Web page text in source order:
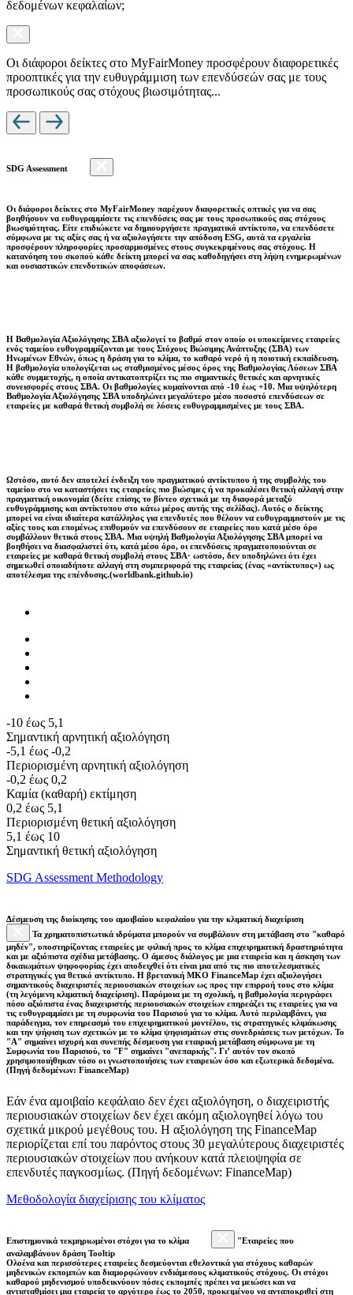
δεδομένων κεφαλαίων;
Οι διάφοροι δείκτες στο MyFairMoney προσφέρουν διαφορετικές
προοπτικές για την ευθυγράμμιση των επενδύσεών σας με τους
προσωπικούς σας στόχους βιωσιμότητας...
SDG Assessment
Οι διάφοροι δείκτες στο MyFairMoney παρέχουν διαφορετικές οπτικές για να σας
βοηθήσουν να ευθυγραμμίσετε τις επενδύσεις σας με τους προσωπικούς σας στόχους
βιωσιμότητας. Είτε επιδιώκετε να δημιουργήσετε πραγματικό αντίκτυπο, να επενδύσετε
σύμφωνα με τις αξίες σας ή να αξιολογήσετε την απόδοση ESG, αυτά τα εργαλεία
προσφέρουν πληροφορίες προσαρμοσμένες στους συγκεκριμένους σας στόχους. Η
κατανόηση του σκοπού κάθε δείκτη μπορεί να σας καθοδηγήσει στη λήψη ενημερωμένων
και ουσιαστικών επενδυτικών αποφάσεων.
Η Βαθμολογία Αξιολόγησης ΣΒΑ αξιολογεί το βαθμό στον οποίο οι υποκείμενες εταιρείες
ενός ταμείου ευθυγραμμίζονται με τους Στόχους Βιώσιμης Ανάπτυξης (ΣΒΑ) των
Ηνωμένων Εθνών, όπως η δράση για το κλίμα, το καθαρό νερό ή η ποιοτική εκπαίδευση.
Η βαθμολογία υπολογίζεται ως σταθμισμένος μέσος όρος της Βαθμολογίας Λύσεων ΣΒΑ
κάθε συμμετοχής, η οποία αντικατοπτρίζει τις πιο σημαντικές θετικές και αρνητικές
συνεισφορές στους ΣΒΑ. Οι βαθμολογίες κυμαίνονται από -10 έως +10. Μια υψηλότερη
Βαθμολογία Αξιολόγησης ΣΒΑ υποδηλώνει μεγαλύτερο μέσο ποσοστό επενδύσεων σε
εταιρείες με καθαρά θετική συμβολή σε λύσεις ευθυγραμμισμένες με τους ΣΒΑ.
Ωστόσο, αυτό δεν αποτελεί ένδειξη του πραγματικού αντίκτυπου ή της συμβολής του
ταμείου στο να καταστήσει τις εταιρείες πιο βιώσιμες ή να προκαλέσει θετική αλλαγή στην
πραγματική οικονομία (δείτε επίσης το βίντεο σχετικά με τη διαφορά μεταξύ
ευθυγράμμισης και αντίκτυπου στο κάτω μέρος αυτής της σελίδας). Αυτός ο δείκτης
μπορεί να είναι ιδιαίτερα κατάλληλος για επενδυτές που θέλουν να ευθυγραμμιστούν με τις
αξίες τους και επομένως επιθυμούν να επενδύσουν σε εταιρείες που κατά μέσο όρο
συμβάλλουν θετικά στους ΣΒΑ. Μια υψηλή Βαθμολογία Αξιολόγησης ΣΒΑ μπορεί να
βοηθήσει να διασφαλιστεί ότι, κατά μέσο όρο, οι επενδύσεις πραγματοποιούνται σε
εταιρείες με καθαρά θετική συμβολή στους ΣΒΑ· ωστόσο, δεν υποδηλώνει ότι έχει
σημειωθεί οποιαδήποτε αλλαγή στη συμπεριφορά της εταιρείας (ένας «αντίκτυπος») ως
αποτέλεσμα της επένδυσης.(worldbank.github.io)
-10 έως 5,1
Σημαντική αρνητική αξιολόγηση
-5,1 έως -0,2
Περιορισμένη αρνητική αξιολόγηση
-0,2 έως 0,2
Καμία (καθαρή) εκτίμηση
0,2 έως 5,1
Περιορισμένη θετική αξιολόγηση
5,1 έως 10
Σημαντική θετική αξιολόγηση
SDG Assessment Methodology
Δέσμευση της διοίκησης του αμοιβαίου κεφαλαίου για την κλιματική διαχείριση
Τα χρηματοπιστωτικά ιδρύματα μπορούν να συμβάλουν στη μετάβαση στο "καθαρό
μηδέν", υποστηρίζοντας εταιρείες με φιλική προς το κλίμα επιχειρηματική δραστηριότητα
και με αξιόπιστα σχέδια μετάβασης. Ο άμεσος διάλογος με μια εταιρεία και η άσκηση των
δικαιωμάτων ψηφοφορίας έχει αποδειχθεί ότι είναι μια από τις πιο αποτελεσματικές
στρατηγικές για θετικό αντίκτυπο. Η βρετανική ΜΚΟ FinanceMap έχει αξιολογήσει
σημαντικούς διαχειριστές περιουσιακών στοιχείων ως προς την επιρροή τους στο κλίμα
(τη λεγόμενη κλιματική διαχείριση). Παρόμοια με τη σχολική, η βαθμολογία περιγράφει
πόσο αξιόπιστα ένας διαχειριστής περιουσιακών στοιχείων επηρεάζει τις εταιρείες για να
τις ευθυγραμμίσει με τη συμφωνία του Παρισιού για το κλίμα. Αυτό περιλαμβάνει, για
παράδειγμα, τον επηρεασμό του επιχειρηματικού μοντέλου, τις στρατηγικές κλιμάκωσης
και την ψήφιση των σχετικών με το κλίμα ψηφισμάτων στις συνεδριάσεις των μετόχων. Το
"Α" σημαίνει ισχυρή και συνεπής δέσμευση για εταιρική μετάβαση σύμφωνα με τη
Συμφωνία του Παρισιού, το "F" σημαίνει "ανεπαρκής". Γι’ αυτόν τον σκοπό
χρησιμοποιήθηκαν τόσο οι γνωστοποιήσεις των εταιρειών όσο και εξωτερικά δεδομένα.
(Πηγή δεδομένων: FinanceMap)
Εάν ένα αμοιβαίο κεφάλαιο δεν έχει αξιολόγηση, ο διαχειριστής
περιουσιακών στοιχείων δεν έχει ακόμη αξιολογηθεί λόγω του
σχετικά μικρού μεγέθους του. Η αξιολόγηση της FinanceMap
περιορίζεται επί του παρόντος στους 30 μεγαλύτερους διαχειριστές
περιουσιακών στοιχείων που ανήκουν κατά πλειοψηφία σε
επενδυτές παγκοσμίως. (Πηγή δεδομένων: FinanceMap)
Μεθοδολογία διαχείρισης του κλίματος
Επιστημονικά τεκμηριωμένοι στόχοι για το κλίμα
"Εταιρείες που
αναλαμβάνουν δράση Tooltip
Ολοένα και περισσότερες εταιρείες δεσμεύονται εθελοντικά για στόχους καθαρών
μηδενικών εκπομπών και διαμορφώνουν ενδιάμεσους κλιματικούς στόχους. Οι στόχοι
καθαρού μηδενισμού υποδεικνύουν πόσες εκπομπές πρέπει να μειώσει και να
αντισταθμίσει μια εταιρεία το αργότερο έως το 2050, προκειμένου να ανταποκριθεί στη